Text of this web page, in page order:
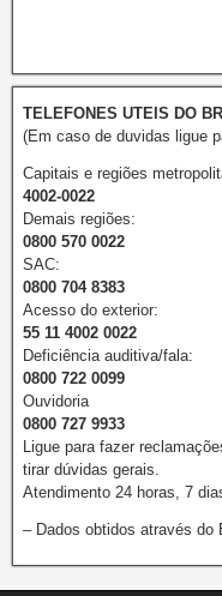
TELEFONES UTEIS DO
(Em caso de duvidas ligue
Capitais e regiões
4002-0022
Demais regiões:
0800 570 0022
SAC:
0800 704 8383
Acesso do exterior:
55 11 4002 0022
Deficiência auditiva/fala:
0800 722 0099
Ouvidoria
0800 727 9933
Ligue para fazer
tirar dúvidas gerais.
Atendimento 24 horas, 7
– Dados obtidos através do